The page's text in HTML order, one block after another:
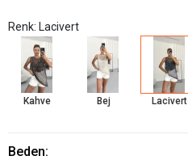
Renk: Lacivert
Kahve Bej Lacivert
Beden: